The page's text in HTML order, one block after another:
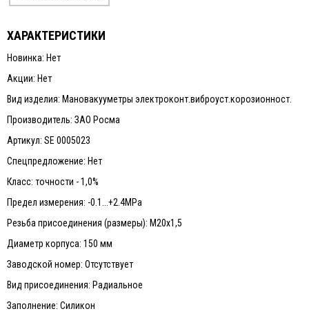
ХАРАКТЕРИСТИКИ
Новинка: Нет
Акции: Нет
Вид изделия: Мановакууметры электроконт.виброуст.корозионност.
Производитель: ЗАО Росма
Артикул: SE 0005023
Спецпредложение: Нет
Класс: точности - 1,0%
Предел измерения: -0.1...+2.4MPa
Резьба присоединения (размеры): М20х1,5
Диаметр корпуса: 150 мм
Заводской номер: Отсутствует
Вид присоединения: Радиальное
Заполнение: Силикон